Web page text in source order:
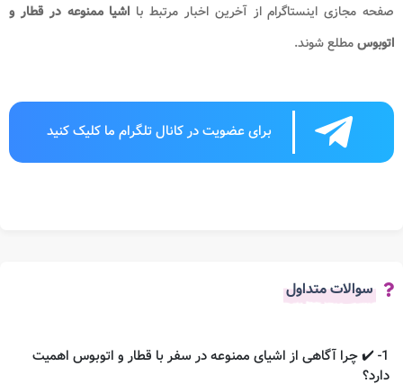
صفحه مجازی اینستاگرام از آخرین اخبار مرتبط با اشیا ممنوعه در قطار و
اتوبوسمطلع شوند.
برای عضویت در کانال تلگرام ما کلیک کنید
سوالات متداول
1- ✔️ چرا آگاهی از اشیای ممنوعه در سفر با قطار و اتوبوس اهمیت
دارد؟